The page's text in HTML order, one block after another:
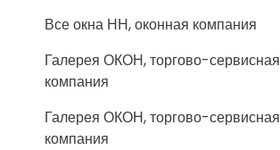
Все окна НН, оконная компания
Галерея ОКОН, торгово-сервисная
компания
Галерея ОКОН, торгово-сервисная
компания